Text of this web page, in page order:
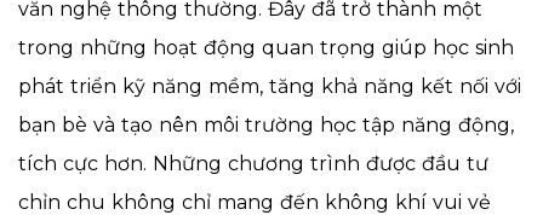
văn nghệ thông thường. Đây đã trở thành một
trong những hoạt động quan trọng giúp học sinh
phát triển kỹ năng mềm, tăng khả năng kết nối với
bạn bè và tạo nên môi trường học tập năng động,
tích cực hơn. Những chương trình được đầu tư
chỉn chu không chỉ mang đến không khí vui vẻ